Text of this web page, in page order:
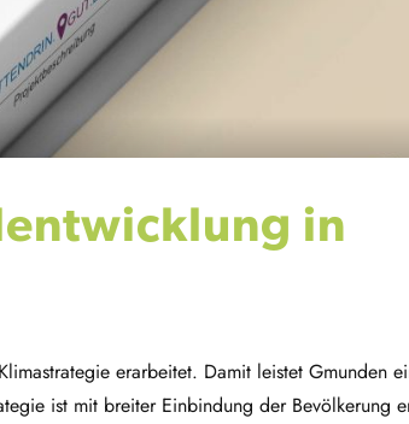
in
erarbeitet. Damit leistet Gmunden
ist mit breiter Einbindung der Bevölkerung